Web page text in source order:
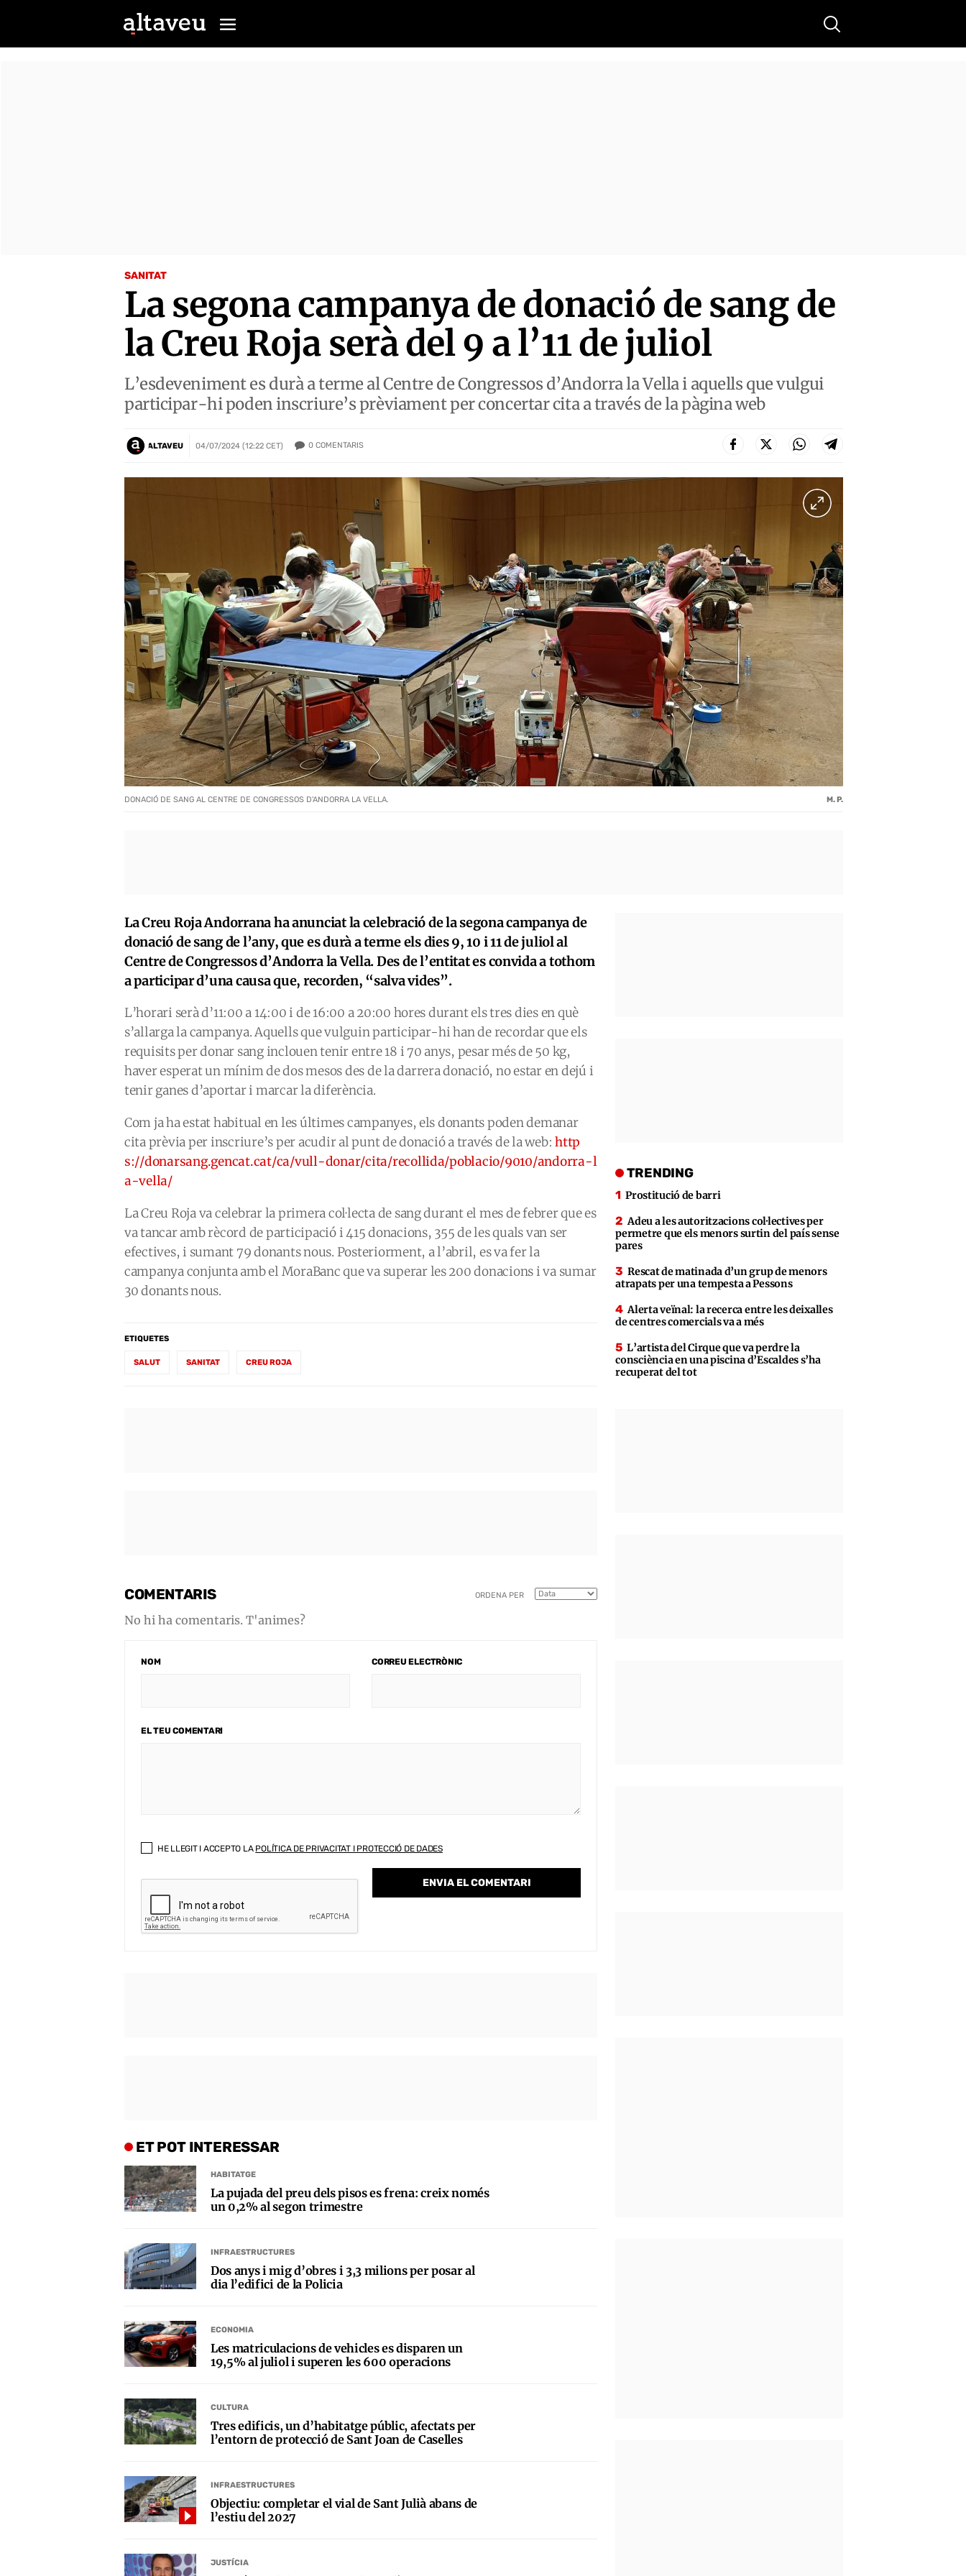
Buscar
SANITAT
La segona campanya de donació de sang de
la Creu Roja serà del 9 a l’11 de juliol
L’esdeveniment es durà a terme al Centre de Congressos d’Andorra la Vella i aquells que vulgui
participar-hi poden inscriure’s prèviament per concertar cita a través de la pàgina web
ALTAVEU 04/07/2024 (12:22 CET) 0 COMENTARIS
DONACIÓ DE SANG AL CENTRE DE CONGRESSOS D'ANDORRA LA VELLA. M. P.
La Creu Roja Andorrana ha anunciat la celebració de la segona campanya de
donació de sang de l’any, que es durà a terme els dies 9, 10 i 11 de juliol al
Centre de Congressos d’Andorra la Vella. Des de l’entitat es convida a tothom
a participar d’una causa que, recorden, “salva vides”.
L’horari serà d’11:00 a 14:00 i de 16:00 a 20:00 hores durant els tres dies en què
s’allarga la campanya. Aquells que vulguin participar-hi han de recordar que els
requisits per donar sang inclouen tenir entre 18 i 70 anys, pesar més de 50 kg,
haver esperat un mínim de dos mesos des de la darrera donació, no estar en dejú i
tenir ganes d’aportar i marcar la diferència.
Com ja ha estat habitual en les últimes campanyes, els donants poden demanar
cita prèvia per inscriure’s per acudir al punt de donació a través de la web:http
s://donarsang.gencat.cat/ca/vull-donar/cita/recollida/poblacio/9010/andorra-l
a-vella/
La Creu Roja va celebrar la primera col·lecta de sang durant el mes de febrer que es
va tancar amb rècord de participació i 415 donacions, 355 de les quals van ser
efectives, i sumant 79 donants nous. Posteriorment, a l’abril, es va fer la
campanya conjunta amb el MoraBanc que va superar les 200 donacions i va sumar
30 donants nous.
ETIQUETES
SALUT SANITAT CREU ROJA
COMENTARIS ORDENA PER
No hi ha comentaris. T'animes?
NOM CORREU ELECTRÒNIC
EL TEU COMENTARI
HE LLEGIT I ACCEPTO LA POLÍTICA DE PRIVACITAT I PROTECCIÓ DE DADES
ET POT INTERESSAR
HABITATGE
La pujada del preu dels pisos es frena: creix només
un 0,2% al segon trimestre
INFRAESTRUCTURES
Dos anys i mig d’obres i 3,3 milions per posar al
dia l’edifici de la Policia
ECONOMIA
Les matriculacions de vehicles es disparen un
19,5% al juliol i superen les 600 operacions
CULTURA
Tres edificis, un d’habitatge públic, afectats per
l’entorn de protecció de Sant Joan de Caselles
INFRAESTRUCTURES
Objectiu: completar el vial de Sant Julià abans de
l’estiu del 2027
JUSTÍCIA
TRENDING
Prostitució de barri
Adeu a les autoritzacions col·lectives per
permetre que els menors surtin del país sense
pares
Rescat de matinada d’un grup de menors
atrapats per una tempesta a Pessons
Alerta veïnal: la recerca entre les deixalles
de centres comercials va a més
L’artista del Cirque que va perdre la
consciència en una piscina d’Escaldes s’ha
recuperat del tot